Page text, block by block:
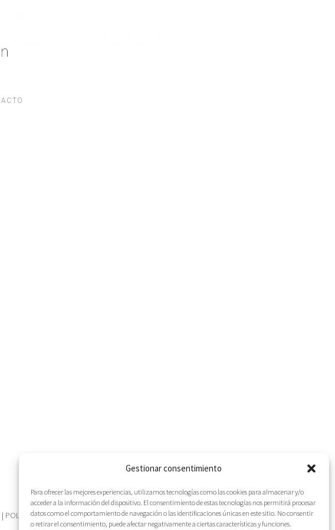
Gestionar consentimiento
Para ofrecer las mejores experiencias, utilizamos tecnologías como las cookies para almacenar y/o
acceder a la información del dispositivo. El consentimiento de estas tecnologías nos permitirá procesar
datos como el comportamiento de navegación o las identificaciones únicas en este sitio. No consentir
o retirar el consentimiento, puede afectar negativamente a ciertas características y funciones.
| POLÍTICA DE COOKIES